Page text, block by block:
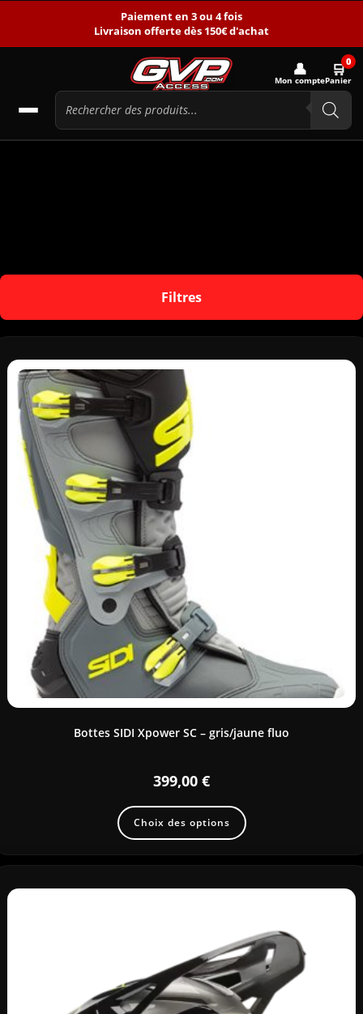
Paiement en 3 ou 4 fois
Livraison offerte dès 150€ d'achat
👤
Mon compte
🛒0
Panier
Filtres
Bottes SIDI Xpower SC – gris/jaune fluo
399,00 €
Choix des options